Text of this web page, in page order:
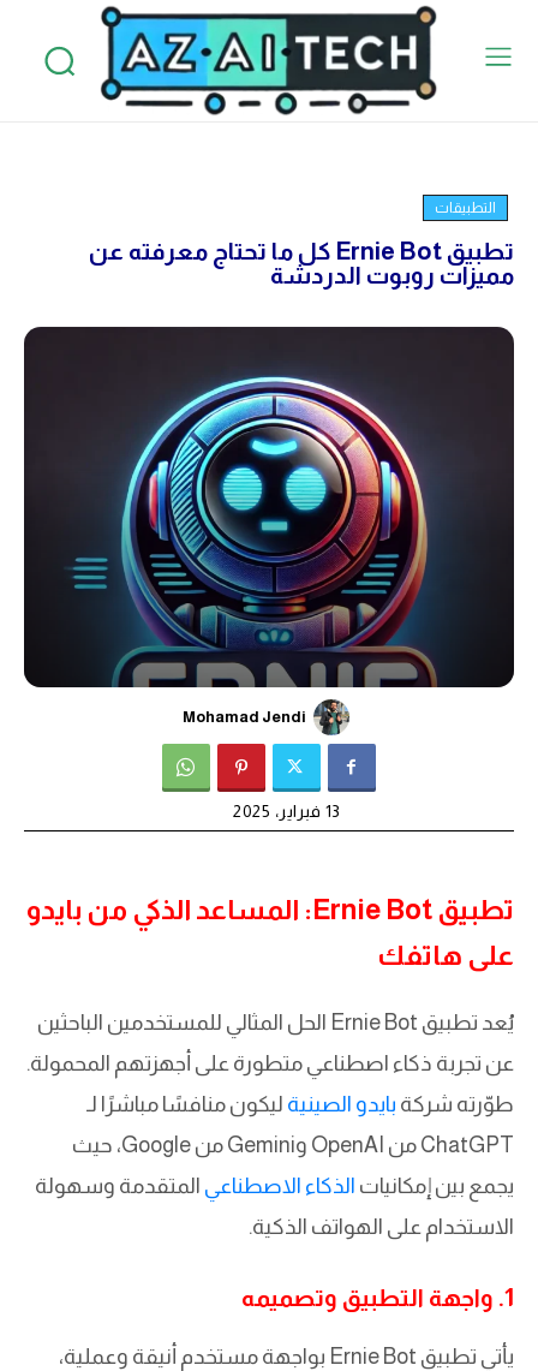
التطبيقات
تطبيق Ernie Bot كل ما تحتاج معرفته عن
مميزات روبوت الدردشة
Mohamad Jendi
13 فبراير، 2025
تطبيق Ernie Bot: المساعد الذكي من بايدو
على هاتفك
يُعد تطبيق Ernie Bot الحل المثالي للمستخدمين الباحثين
عن تجربة ذكاء اصطناعي متطورة على أجهزتهم المحمولة.
طوّرته شركة بايدو الصينية ليكون منافسًا مباشرًا لـ
ChatGPT من OpenAI وGemini من Google، حيث
يجمع بين إمكانيات الذكاء الاصطناعي المتقدمة وسهولة
الاستخدام على الهواتف الذكية.
1. واجهة التطبيق وتصميمه
يأتي تطبيق Ernie Bot بواجهة مستخدم أنيقة وعملية،